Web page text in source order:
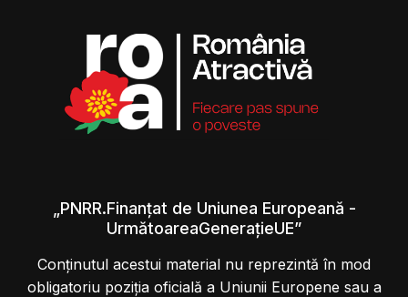
„PNRR.Finanțat de Uniunea Europeană -
UrmătoareaGenerațieUE”
Conținutul acestui material nu reprezintă în mod
obligatoriu poziția oficială a Uniunii Europene sau a